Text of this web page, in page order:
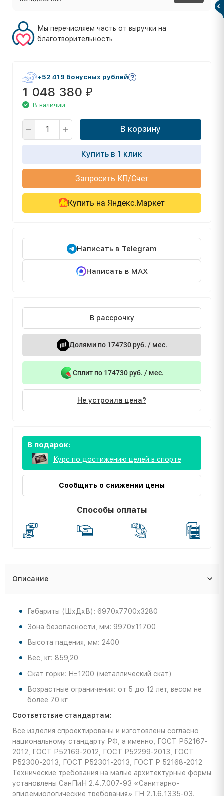
Мы перечисляем часть от выручки на
благотворительность
+52 419 бонусных рублей
1 048 380 ₽
В наличии
В корзину
Купить в 1 клик
Запросить КП/Счет
Купить на Яндекс.Маркет
Написать в Telegram
Написать в MAX
В рассрочку
Долями по 174730 руб. / мес.
Сплит по 174730 руб. / мес.
Не устроила цена?
В подарок:
Курс по достижению целей в спорте
Сообщить о снижении цены
Способы оплаты
Описание
Габариты (ШхДхВ): 6970x7700x3280
Зона безопасности, мм: 9970х11700
Высота падения, мм: 2400
Вес, кг: 859,20
Скат горки: H=1200 (металлический скат)
Возрастные ограничения: от 5 до 12 лет, весом не
более 70 кг
Соответствие стандартам:
Все изделия спроектированы и изготовлены согласно
национальному стандарту РФ, а именно, ГОСТ Р52167-
2012, ГОСТ Р52169-2012, ГОСТ Р52299-2013, ГОСТ
Р52300-2013, ГОСТ Р52301-2013, ГОСТ Р 52168-2012
Технические требования на малые архитектурные формы
установлены СанПиН 2.4.7.007-93 «Санитарно-
эпидемиологические требования» ГН 2.1.6.1335-03.